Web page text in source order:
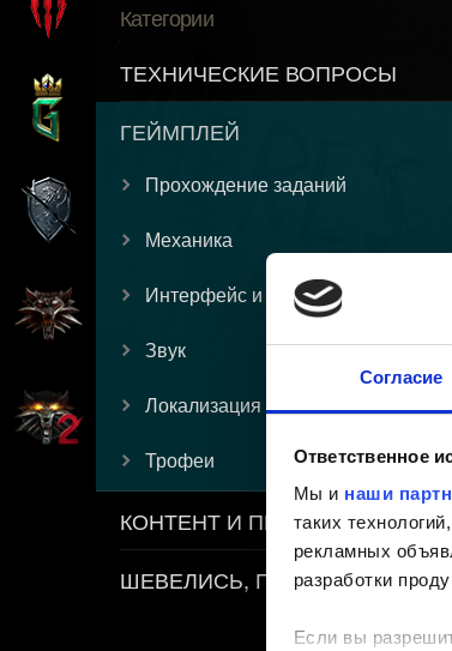
Согласие
Ответственное
Мы и наши
таких
рекламных
разработки
Если вы
Категории
ТЕХНИЧЕСКИЕ ВОПРОСЫ
ГЕЙМПЛЕЙ
Прохождение заданий
Механика
Интерфейс и графика
Звук
Локализация
Трофеи
КОНТЕНТ И ПРАВИЛА
ШЕВЕЛИСЬ, ПЛОТВА